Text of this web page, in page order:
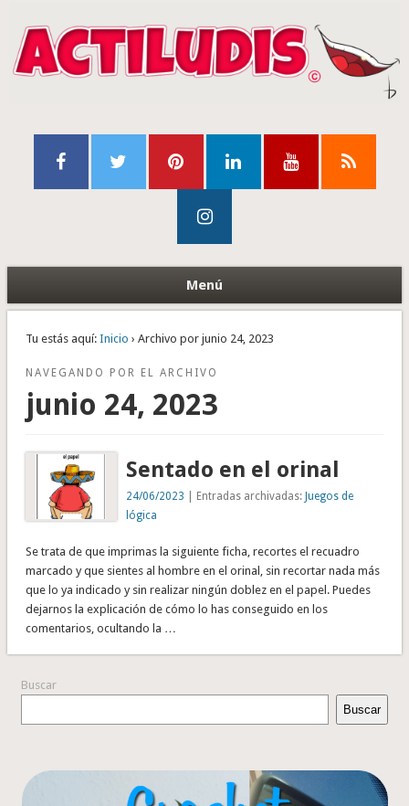
Menú
Tu estás aquí: Inicio › Archivo por junio 24, 2023
NAVEGANDO POR EL ARCHIVO
junio 24, 2023
Sentado en el orinal
24/06/2023 | Entradas archivadas:Juegos de
lógica
Se trata de que imprimas la siguiente ficha, recortes el recuadro
marcado y que sientes al hombre en el orinal, sin recortar nada más
que lo ya indicado y sin realizar ningún doblez en el papel. Puedes
dejarnos la explicación de cómo lo has conseguido en los
comentarios, ocultando la …
Buscar
Buscar